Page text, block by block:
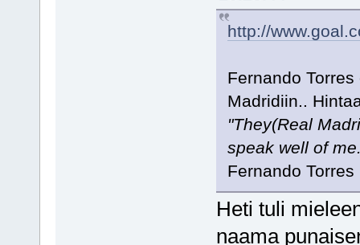
http://
Fernando
Madridiin..
"They(Real
speak well of
Fernando Torres
Heti tuli
naama